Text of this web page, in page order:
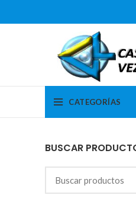
CATEGORÍAS
BUSCAR